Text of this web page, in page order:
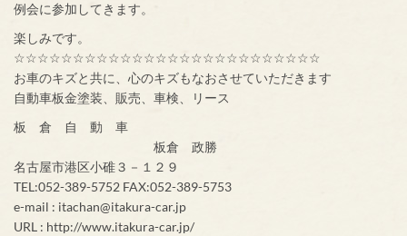
例会に参加してきます。
楽しみです。
☆☆☆☆☆☆☆☆☆☆☆☆☆☆☆☆☆☆☆☆☆☆☆☆☆☆
お車のキズと共に、心のキズもなおさせていただきます
自動車板金塗装、販売、車検、リース
板 倉 自 動 車
板倉 政勝
名古屋市港区小碓３－１２９
TEL:052-389-5752 FAX:052-389-5753
e-mail : itachan@itakura-car.jp
URL : http://www.itakura-car.jp/